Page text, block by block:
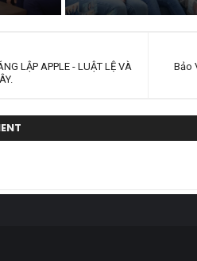
Bảo
LẬP APPLE - LUẬT LỆ VÀ